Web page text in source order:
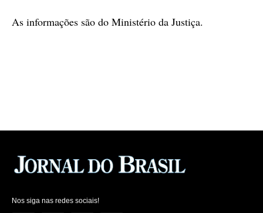
As informações são do Ministério da Justiça.
Nos siga nas redes sociais!